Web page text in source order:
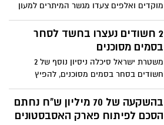
מוקדים ואלפים צעדו מגשר המיתרים למעון
רה"מ. המשטרה עצרה 16 מפגינים בחשד
להפרות סדר, אחד מהם לאחר שזרק חפץ
לעבר שוטר. הצטרפו למחאות גם חסידי
השנה
2 חשודים נעצרו בחשד לסחר
בסמים מסוכנים
משטרת ישראל סיכלה ניסיון נוסף של 2
חשודים בסחר בסמים מסוכנים, להפיץ
ולסחור בסמים באזור ירושלים כשברשותם
מעל 1 ק"ג של חומר החשוד כסם מסוכן מסוג
'קנאביס' מחולק למנות - מעצרם הוארך בבית
בהשקעה של 70 מיליון ש"ח נחתם
הסכם לפיתוח פארק האסבסטונים